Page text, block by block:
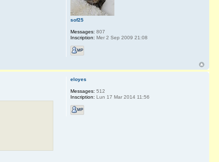
sof25
Messages: 807
Inscription: Mer 2 Sep 2009 21:08
eloyes
Messages: 512
Inscription: Lun 17 Mar 2014 11:56